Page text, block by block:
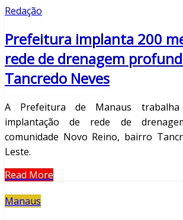
Redação
Prefeitura implanta 200
rede de drenagem
Tancredo Neves
A Prefeitura de Manaus
implantação de rede de
comunidade Novo Reino, bairro
Leste.
Read More
Manaus